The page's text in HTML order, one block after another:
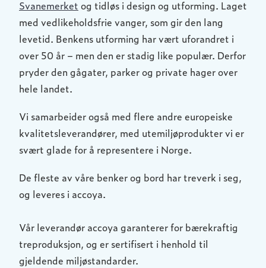
Svanemerket og tidløs i design og utforming. Laget
med vedlikeholdsfrie vanger, som gir den lang
levetid. Benkens utforming har vært uforandret i
over 50 år – men den er stadig like populær. Derfor
pryder den gågater, parker og private hager over
hele landet.
Vi samarbeider også med flere andre europeiske
kvalitetsleverandører, med utemiljøprodukter vi er
svært glade for å representere i Norge.
De fleste av våre benker og bord har treverk i seg,
og leveres i accoya.
Vår leverandør accoya garanterer for bærekraftig
treproduksjon, og er sertifisert i henhold til
gjeldende miljøstandarder.